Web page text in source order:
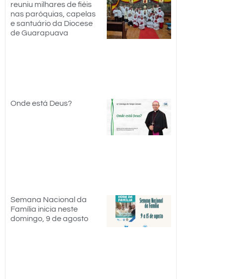
reuniu milhares de fiéis
nas paróquias, capelas
e santuário da Diocese
de Guarapuava
Onde está Deus?
Semana Nacional da
Família inicia neste
domingo, 9 de agosto